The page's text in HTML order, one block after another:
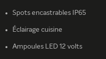
Spots encastrables IP65
Éclairage cuisine
Ampoules LED 12 volts